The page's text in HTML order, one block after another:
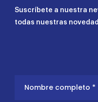
Suscríbete a nuestra
todas nuestras